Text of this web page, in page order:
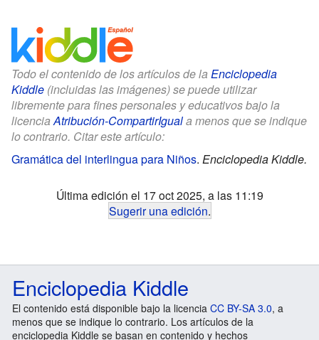
Todo el contenido de los artículos de la Enciclopedia
Kiddle (incluidas las imágenes) se puede utilizar
libremente para fines personales y educativos bajo la
licenciaAtribución-CompartirIguala menos que se indique
lo contrario. Citar este artículo:
Gramática del interlingua para Niños. Enciclopedia Kiddle.
Última edición el 17 oct 2025, a las 11:19
Sugerir una edición.
Enciclopedia Kiddle
El contenido está disponible bajo la licencia CC BY-SA 3.0, a
menos que se indique lo contrario. Los artículos de la
enciclopedia Kiddle se basan en contenido y hechos